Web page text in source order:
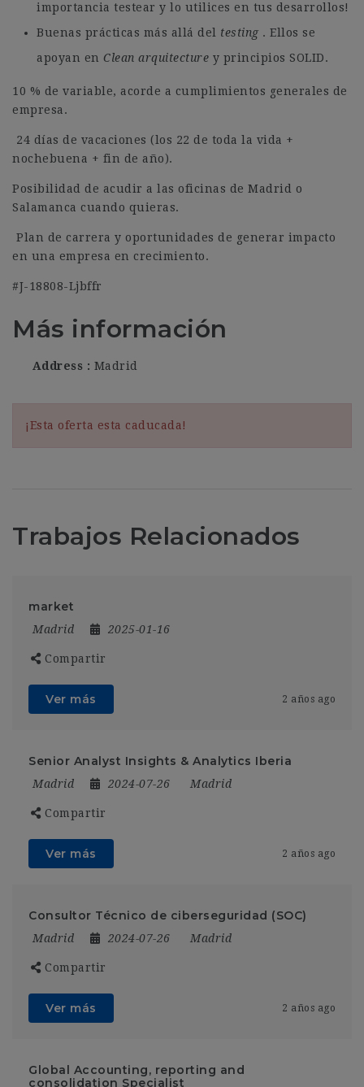
importancia testear y lo utilices en tus desarrollos!
Buenas prácticas más allá del testing . Ellos se
apoyan en Clean arquitecture y principios SOLID.
10 % de variable, acorde a cumplimientos generales de
empresa.
️ 24 días de vacaciones (los 22 de toda la vida +
nochebuena + fin de año).
Posibilidad de acudir a las oficinas de Madrid o
Salamanca cuando quieras.
️ Plan de carrera y oportunidades de generar impacto
en una empresa en crecimiento.
#J-18808-Ljbffr
Más información
Address Madrid
¡Esta oferta esta caducada!
Trabajos Relacionados
market
Madrid 2025-01-16
Compartir
Ver más 2 años ago
Senior Analyst Insights & Analytics Iberia
Madrid 2024-07-26 Madrid
Compartir
Ver más 2 años ago
Consultor Técnico de ciberseguridad (SOC)
Madrid 2024-07-26 Madrid
Compartir
Ver más 2 años ago
Global Accounting, reporting and
consolidation Specialist